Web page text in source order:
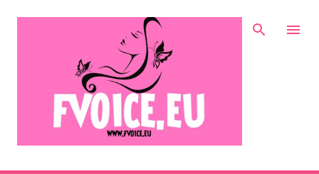
Μετάβαση στο κύριο περιεχόμενο